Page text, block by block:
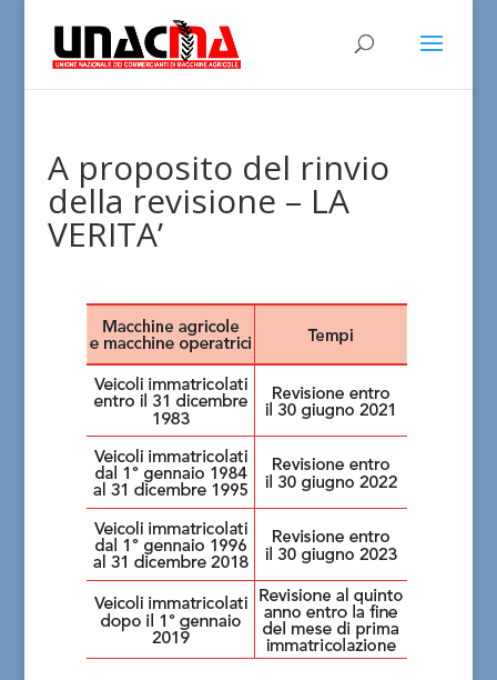
A proposito del rinvio
della revisione – LA
VERITA’